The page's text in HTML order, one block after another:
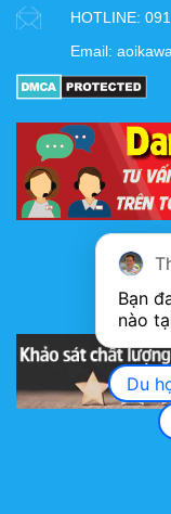
HOTLINE:
Email:
KHẢO
Bạn
nào
Du